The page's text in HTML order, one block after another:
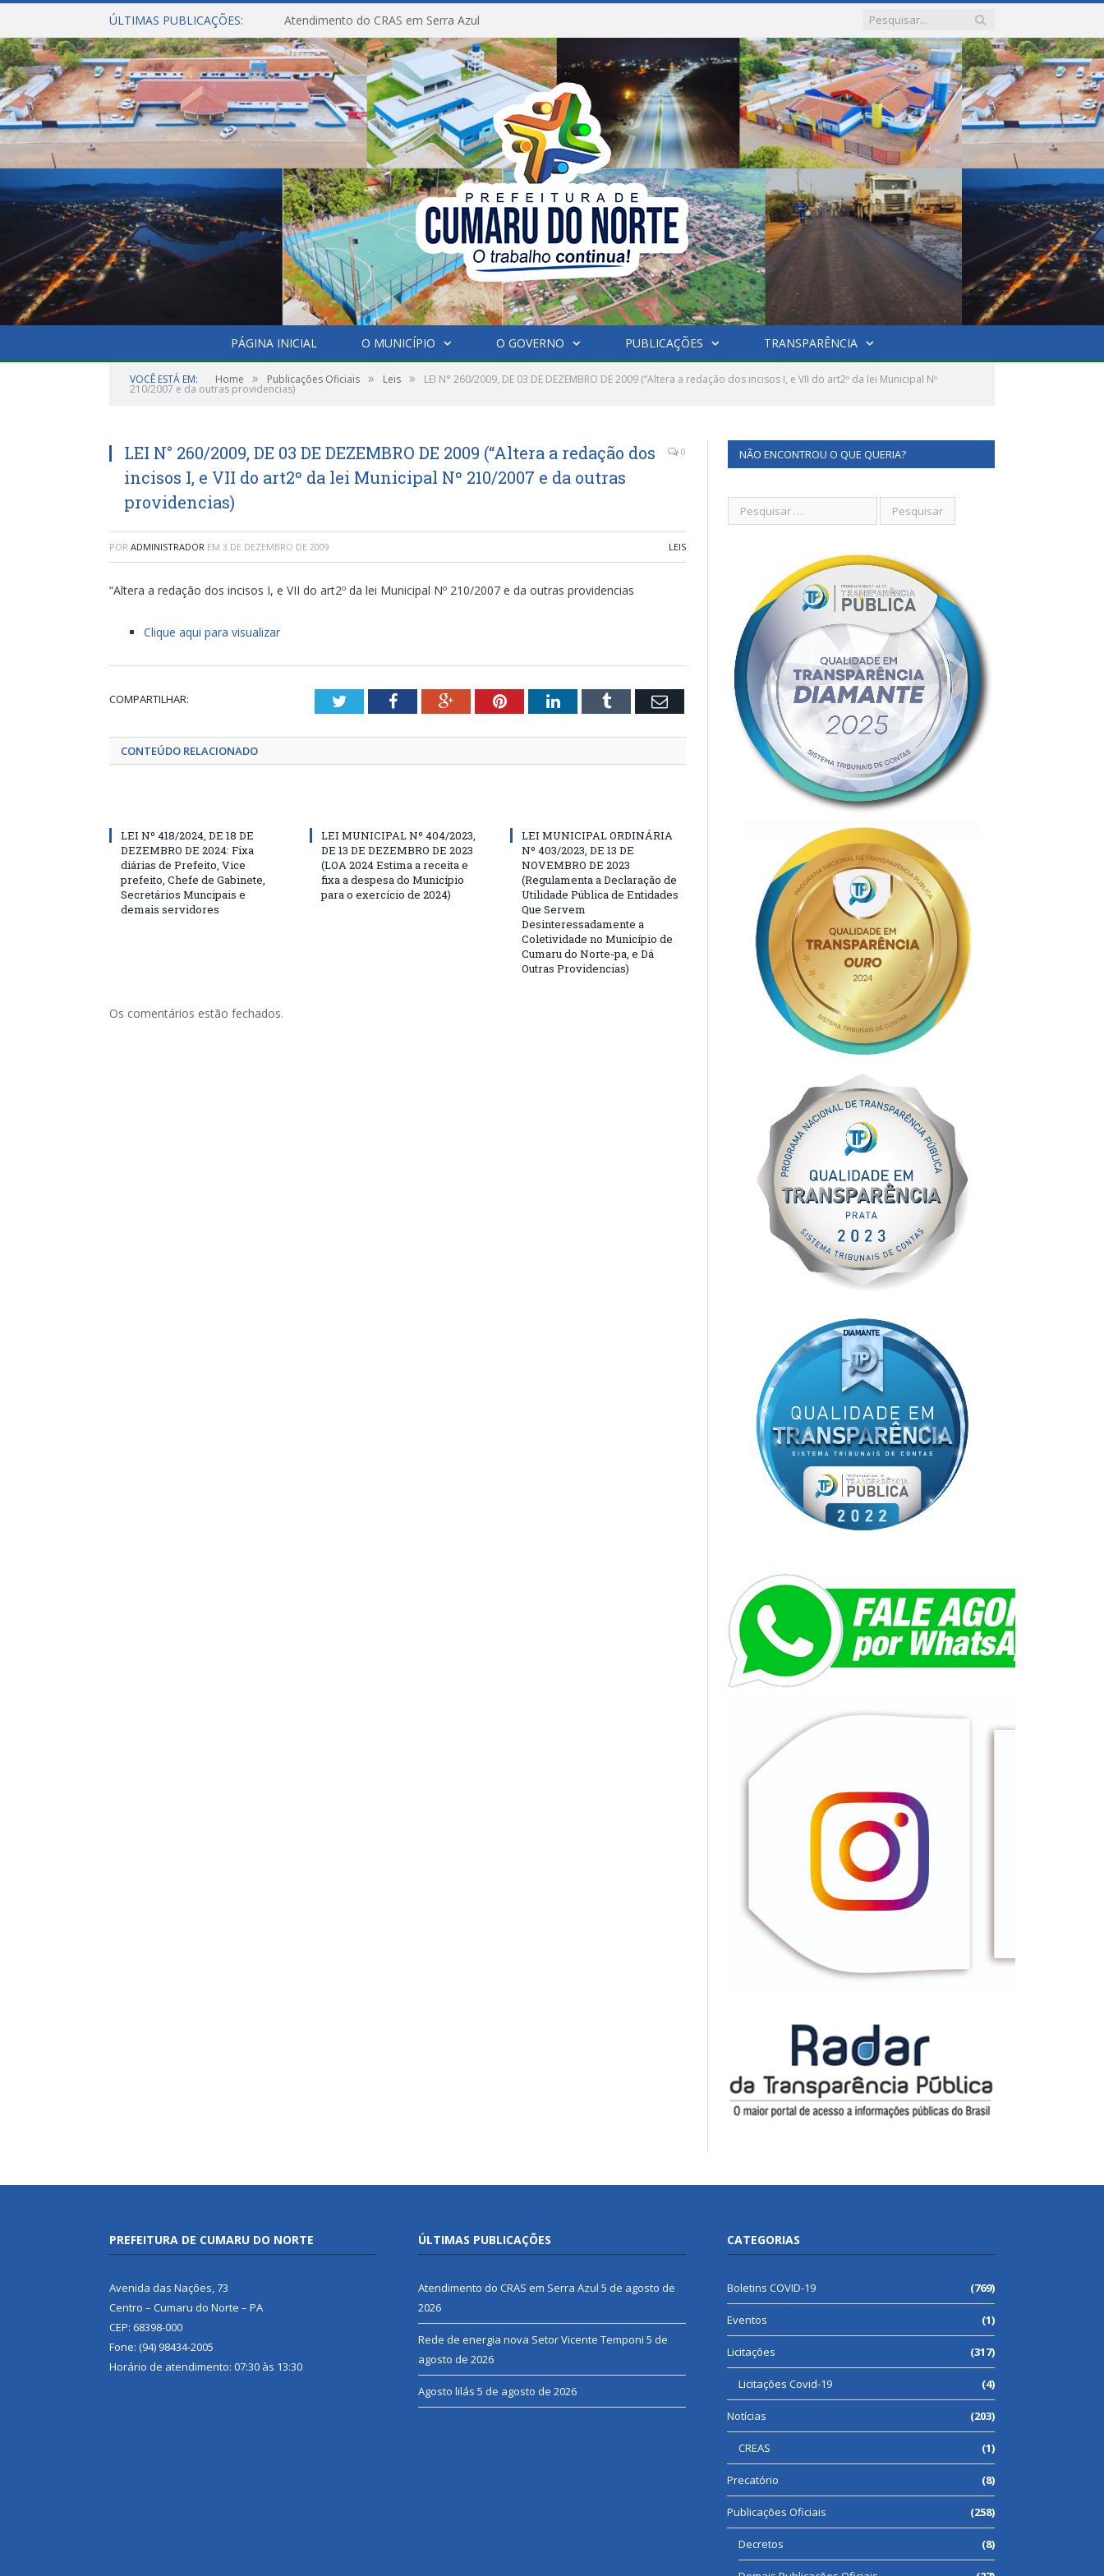
ÚLTIMAS PUBLICAÇÕES: Atendimento do CRAS em Serra Azul
PÁGINA INICIAL O MUNICÍPIO O GOVERNO PUBLICAÇÕES TRANSPARÊNCIA
VOCÊ ESTÁ EM: Home » Publicações Oficiais » Leis » LEI N° 260/2009, DE 03 DE DEZEMBRO DE 2009 (“Altera a redação dos incisos I, e VII do art2º da lei Municipal Nº
210/2007 e da outras providencias)
LEI N° 260/2009, DE 03 DE DEZEMBRO DE 2009 (“Altera a redação dos
incisos I, e VII do art2º da lei Municipal Nº 210/2007 e da outras
providencias)
0
POR ADMINISTRADOR EM 3 DE DEZEMBRO DE 2009 LEIS
“Altera a redação dos incisos I, e VII do art2º da lei Municipal Nº 210/2007 e da outras providencias
Clique aqui para visualizar
COMPARTILHAR: TwitterFacebookGoogle+PinterestLinkedInTumblr Email
CONTEÚDO RELACIONADO
LEI Nº 418/2024, DE 18 DE
DEZEMBRO DE 2024: Fixa
diárias de Prefeito, Vice
prefeito, Chefe de Gabinete,
Secretários Muncipais e
demais servidores
LEI MUNICIPAL Nº 404/2023,
DE 13 DE DEZEMBRO DE 2023
(LOA 2024 Estima a receita e
fixa a despesa do Município
para o exercício de 2024)
LEI MUNICIPAL ORDINÁRIA
Nº 403/2023, DE 13 DE
NOVEMBRO DE 2023
(Regulamenta a Declaração de
Utilidade Pública de Entidades
Que Servem
Desinteressadamente a
Coletividade no Município de
Cumaru do Norte-pa, e Dá
Outras Providencias)
Os comentários estão fechados.
NÃO ENCONTROU O QUE QUERIA?
PREFEITURA DE CUMARU DO NORTE
Avenida das Nações, 73
Centro – Cumaru do Norte – PA
CEP: 68398-000
Fone: (94) 98434-2005
Horário de atendimento: 07:30 às 13:30
ÚLTIMAS PUBLICAÇÕES
Atendimento do CRAS em Serra Azul 5 de agosto de
2026
Rede de energia nova Setor Vicente Temponi 5 de
agosto de 2026
Agosto lilás 5 de agosto de 2026
CATEGORIAS
Boletins COVID-19 (769)
Eventos (1)
Licitações (317)
Licitações Covid-19 (4)
Notícias (203)
CREAS (1)
Precatório (8)
Publicações Oficiais (258)
Decretos (8)